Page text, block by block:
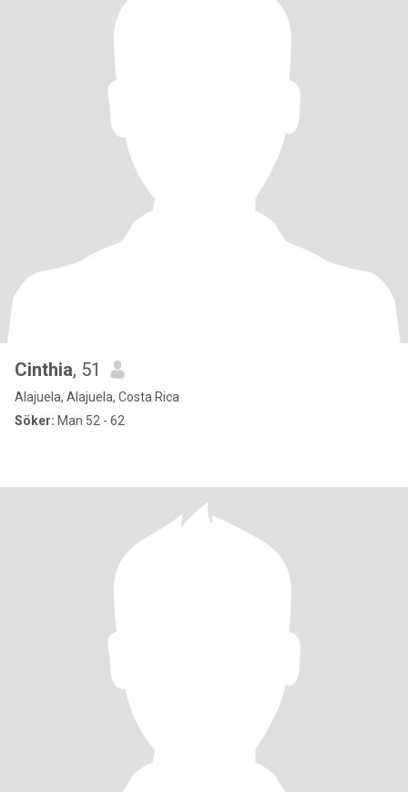
Cinthia, 51
Alajuela, Alajuela, Costa Rica
Söker: Man 52 - 62